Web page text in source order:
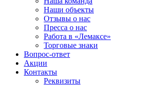
Наши объекты
Отзывы о нас
Пресса о нас
Работа в «Лемаксе»
Торговые знаки
Вопрос-ответ
Акции
Контакты
Реквизиты